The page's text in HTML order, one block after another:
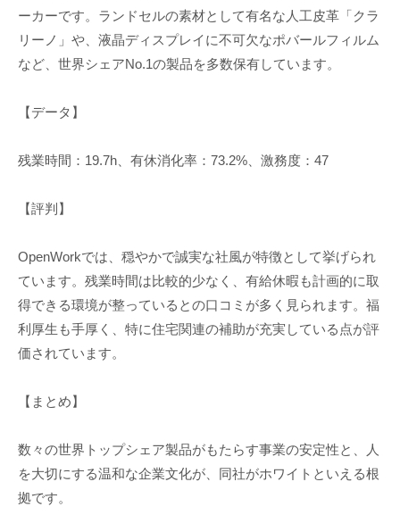
ーカーです。ランドセルの素材として有名な人工皮革「クラ
リーノ」や、液晶ディスプレイに不可欠なポバールフィルム
など、世界シェアNo.1の製品を多数保有しています。
【データ】
残業時間：19.7h、有休消化率：73.2%、激務度：47
【評判】
OpenWorkでは、穏やかで誠実な社風が特徴として挙げられ
ています。残業時間は比較的少なく、有給休暇も計画的に取
得できる環境が整っているとの口コミが多く見られます。福
利厚生も手厚く、特に住宅関連の補助が充実している点が評
価されています。
【まとめ】
数々の世界トップシェア製品がもたらす事業の安定性と、人
を大切にする温和な企業文化が、同社がホワイトといえる根
拠です。